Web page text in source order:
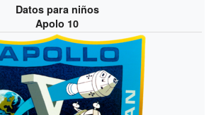
Datos para niños
Apolo 10